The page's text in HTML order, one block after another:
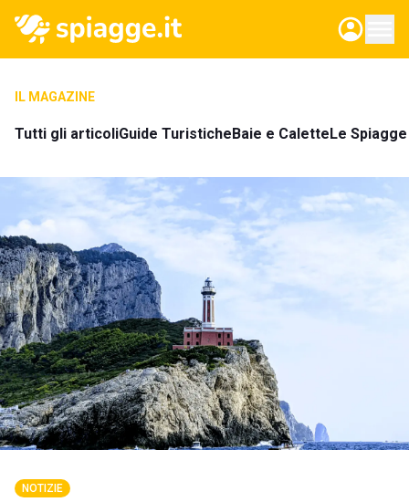
IL MAGAZINE
Tutti gli articoliGuide TuristicheBaie e CaletteLe
NOTIZIE